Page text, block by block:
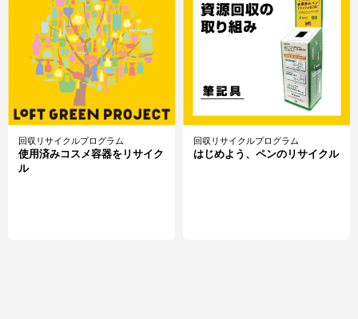
回収リサイクルプログラム
使用済みコスメ容器をリサイク
ル
回収リサイクルプログラム
はじめよう、ペンのリサイクル